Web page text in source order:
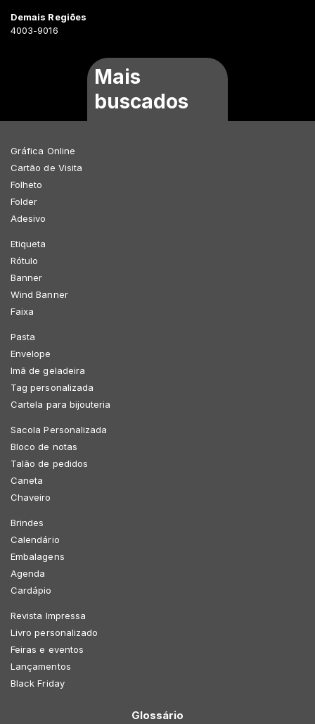
Demais Regiões
4003-9016
Mais
buscados
Gráfica Online
Cartão de Visita
Folheto
Folder
Adesivo
Etiqueta
Rótulo
Banner
Wind Banner
Faixa
Pasta
Envelope
Imã de geladeira
Tag personalizada
Cartela para bijouteria
Sacola Personalizada
Bloco de notas
Talão de pedidos
Caneta
Chaveiro
Brindes
Calendário
Embalagens
Agenda
Cardápio
Revista Impressa
Livro personalizado
Feiras e eventos
Lançamentos
Black Friday
Glossário